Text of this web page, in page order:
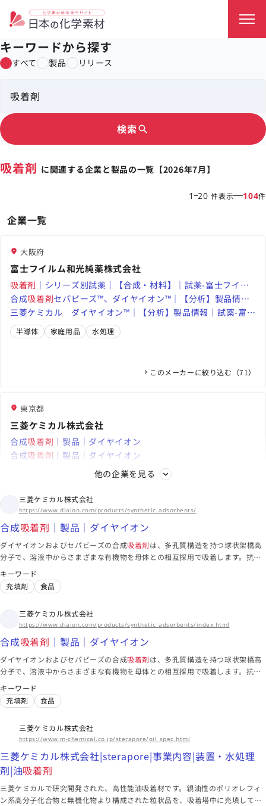
キーワードから探す
すべて 製品 リリース
検索 search
吸着剤 に関連する企業と製品の一覧【2026年7月】
1 20 件表示 104件
企業一覧
大阪府
富士フイルム和光純薬株式会社
吸着剤 ｜シリーズ別試薬｜【合成・材料】｜試薬-富士フイル
ム和光純薬
合成吸着剤セパビーズ™、ダイヤイオン™｜【分析】製品情報
｜試薬-富士フイルム和光純薬
三菱ケミカル ダイヤイオン™｜【分析】製品情報｜試薬-富士
フイルム和光純薬
半導体 家庭用品 水処理
このメーカーに絞り込む（71）
東京都
三菱ケミカル株式会社
合成吸着剤 ｜製品｜ダイヤイオン
合成吸着剤 ｜製品｜ダイヤイオン
三菱ケミカル株式会社|sterapore|事業内容|装置・水処理剤|油
海外拠点
アジア・大洋州、北米、欧州・中東、中南米、アフリカ
このメーカーに絞り込む（19）
大阪府
エア・ウォーター株式会社
環境・水処理設備 | その他事業 | 事業紹介 | エア・ウォーター
株式会社
ガスプラント・ガス発生装置 | 産業事業（産業ガス・エネルギ
ー） | 事業紹介 | エア・ウォーター株式会社
その他事業 | 事業紹介 | エア・ウォーター株式会社
車体 半導体 エレクトロニクス
東アジア、東南アジア、北米、ヨーロッパ、インド、南米
関東化学株式会社
モレキュラーシーブ｜実験補助剤｜汎用試薬｜製品情報
アルデヒド類分析用標準液｜環境分析用標準品｜標準物質・標
他の企業を見る
三菱ケミカル株式会社
https://www.diaion.com/products/synthetic_adsorbents/
合成吸着剤 ｜製品｜ダイヤイオン
ダイヤイオンおよびセパビーズの合成吸着剤は、多孔質構造を持つ球状架橋高
分子で、溶液中からさまざまな有機物を母体との相互採用で吸着します。抗生
物質などの発酵生成物の精製やポリフェノールの精製などに広く利用されてい
ます。
キーワード
充填剤
食品
三菱ケミカル株式会社
https://www.diaion.com/products/synthetic_adsorbents/index.html
合成吸着剤 ｜製品｜ダイヤイオン
ダイヤイオンおよびセパビーズの合成吸着剤は、多孔質構造を持つ球状架橋高
分子で、溶液中からさまざまな有機物を母体との相互採用で吸着します。抗生
物質などの発酵生成物の精製やポリフェノールの精製などに広く利用されてい
ます。
キーワード
充填剤
食品
三菱ケミカル株式会社
https://www.m-chemical.co.jp/sterapore/oil_spec.html
三菱ケミカル株式会社|sterapore|事業内容|装置・水処理
剤|油吸着剤
三菱ケミカルで研究開発された、高性能油吸着材です。親油性のポリオレフィ
ン系高分子化合物と無機化物より構成された粒状品を、吸着塔中に充填して含